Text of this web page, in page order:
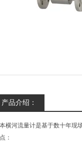
产品介绍：
横河流量计是基于数十年现
：